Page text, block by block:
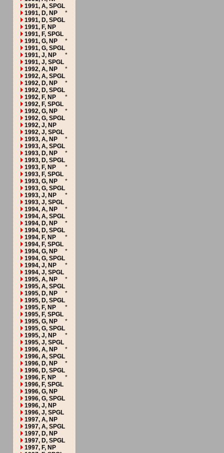
1991, A, SPGL
1991, D, NP
*
1991, D, SPGL
1991, F, NP
1991, F, SPGL
1991, G, NP
*
1991, G, SPGL
1991, J, NP
*
1991, J, SPGL
1992, A, NP
*
1992, A, SPGL
1992, D, NP
*
1992, D, SPGL
1992, F, NP
*
1992, F, SPGL
1992, G, NP
*
1992, G, SPGL
1992, J, NP
1992, J, SPGL
1993, A, NP
*
1993, A, SPGL
1993, D, NP
*
1993, D, SPGL
1993, F, NP
*
1993, F, SPGL
1993, G, NP
*
1993, G, SPGL
1993, J, NP
*
1993, J, SPGL
1994, A, NP
*
1994, A, SPGL
1994, D, NP
*
1994, D, SPGL
1994, F, NP
*
1994, F, SPGL
1994, G, NP
*
1994, G, SPGL
1994, J, NP
*
1994, J, SPGL
1995, A, NP
*
1995, A, SPGL
1995, D, NP
*
1995, D, SPGL
1995, F, NP
*
1995, F, SPGL
1995, G, NP
*
1995, G, SPGL
1995, J, NP
*
1995, J, SPGL
1996, A, NP
*
1996, A, SPGL
1996, D, NP
*
1996, D, SPGL
1996, F, NP
*
1996, F, SPGL
1996, G, NP
1996, G, SPGL
1996, J, NP
1996, J, SPGL
1997, A, NP
1997, A, SPGL
1997, D, NP
1997, D, SPGL
1997, F, NP